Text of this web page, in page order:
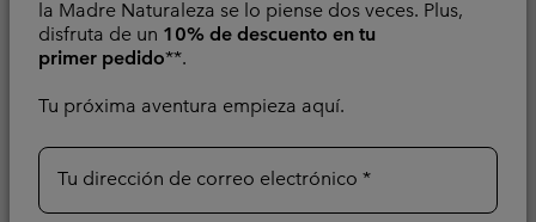
la Madre Naturaleza se lo piense dos veces. Plus,
disfruta de un 10% de descuento en tu
primer pedido**.
Tu próxima aventura empieza aquí.
Tu dirección de correo electrónico
Refrigerante
Sale price:
64,00 € Regular price:
80,00 €
Minimum sale price:
42,00 €-Maximum sale
48,00 €